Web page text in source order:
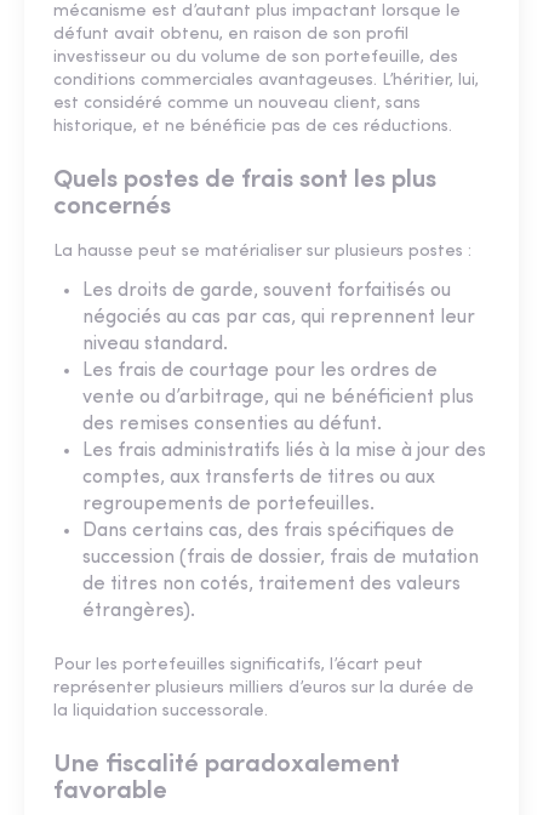
mécanisme est d’autant plus impactant lorsque le
défunt avait obtenu, en raison de son profil
investisseur ou du volume de son portefeuille, des
conditions commerciales avantageuses. L’héritier, lui,
est considéré comme un nouveau client, sans
historique, et ne bénéficie pas de ces réductions.
Quels postes de frais sont les plus
concernés
La hausse peut se matérialiser sur plusieurs postes :
Les droits de garde, souvent forfaitisés ou
négociés au cas par cas, qui reprennent leur
niveau standard.
Les frais de courtage pour les ordres de
vente ou d’arbitrage, qui ne bénéficient plus
des remises consenties au défunt.
Les frais administratifs liés à la mise à jour des
comptes, aux transferts de titres ou aux
regroupements de portefeuilles.
Dans certains cas, des frais spécifiques de
succession (frais de dossier, frais de mutation
de titres non cotés, traitement des valeurs
étrangères).
Pour les portefeuilles significatifs, l’écart peut
représenter plusieurs milliers d’euros sur la durée de
la liquidation successorale.
Une fiscalité paradoxalement
favorable